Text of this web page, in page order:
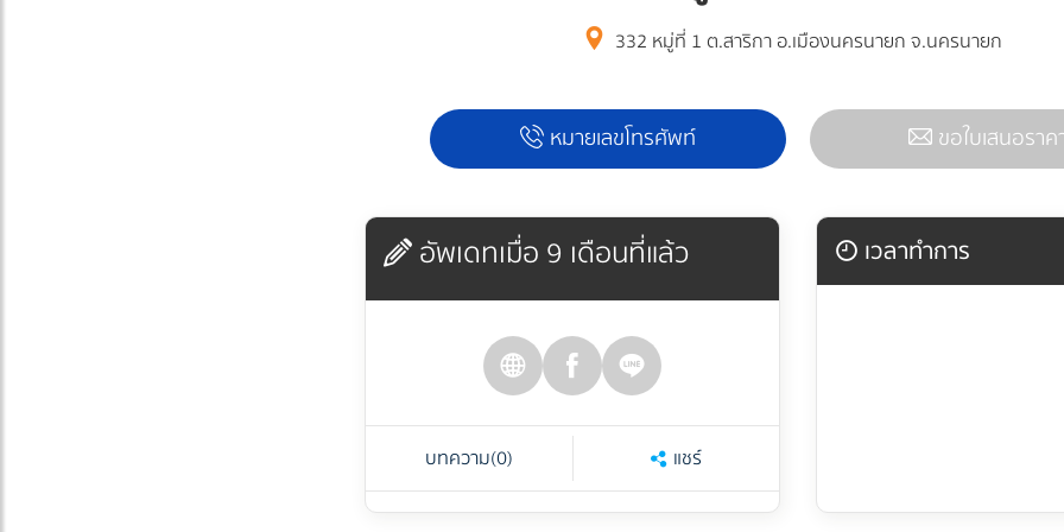
332 หมู่ที่ 1 ต.สาริกา อ.เมืองนครนายก จ.นครนายก
หมายเลขโทรศัพท์ ขอใบเสนอราค
อัพเดทเมื่อ 9 เดือนที่แล้ว
บทความ(0) แชร์
เวลาทำการ